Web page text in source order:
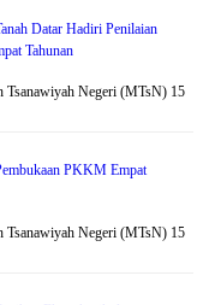
Datar Hadiri Penilaian
Tahunan
Negeri (MTsN) 15
PKKM Empat
Negeri (MTsN) 15